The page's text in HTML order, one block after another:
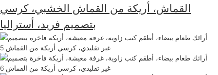
القماش، أريكة من القماش الخشبي، كرسي
بتصميم فريد، أستراليا